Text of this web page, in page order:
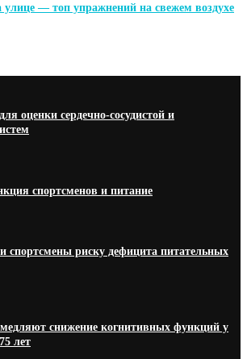
улице — топ упражнений на свежем воздухе
оценки сердечно-сосудистой и
спортсменов и питание
спортсмены риску дефицита питательных
снижение когнитивных функций у
лет